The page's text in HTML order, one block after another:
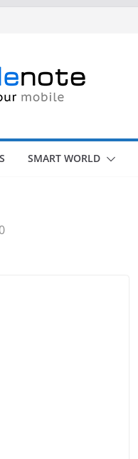
SMART WORLD